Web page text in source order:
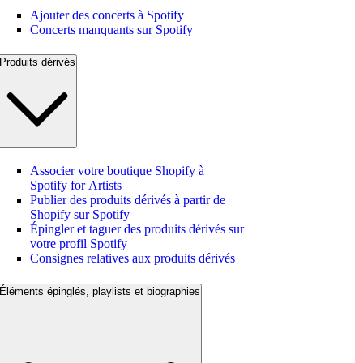
Ajouter des concerts à Spotify
Concerts manquants sur Spotify
Produits dérivés
Associer votre boutique Shopify à
Spotify for Artists
Publier des produits dérivés à partir de
Shopify sur Spotify
Épingler et taguer des produits dérivés sur
votre profil Spotify
Consignes relatives aux produits dérivés
Éléments épinglés, playlists et biographies